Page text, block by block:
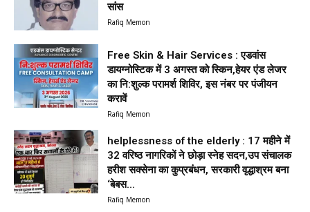
सांस
Rafiq Memon
Free Skin & Hair Services : एडवांस
डायग्नोस्टिक में 3 अगस्त को स्किन,हेयर एंड लेजर
का नि:शुल्क परामर्श शिविर, इस नंबर पर पंजीयन
करावें
Rafiq Memon
helplessness of the elderly : 17 महीने में
32 वरिष्ठ नागरिकों ने छोड़ा स्नेह सदन,उप संचालक
हरीश सक्सेना का कुप्रबंधन, सरकारी वृद्धाश्रम बना
‘बेबस...
Rafiq Memon